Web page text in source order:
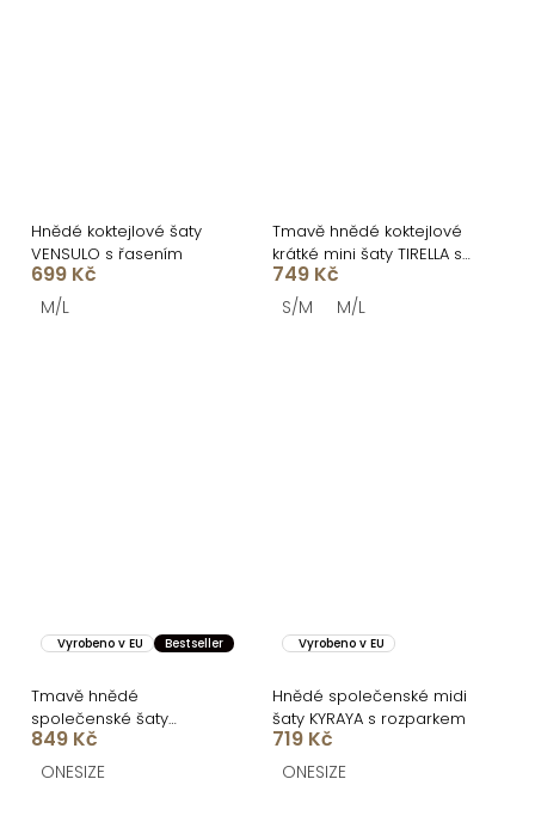
Hnědé koktejlové šaty
VENSULO s řasením
699 Kč
M/L
Tmavě hnědé koktejlové
krátké mini šaty TIRELLA s
řasením
749 Kč
S/M M/L
Vyrobeno v EU Bestseller
Tmavě hnědé
společenské šaty
FIAMMAR na jedno
rameno
849 Kč
ONESIZE
Vyrobeno v EU
Hnědé společenské midi
šaty KYRAYA s rozparkem
719 Kč
ONESIZE